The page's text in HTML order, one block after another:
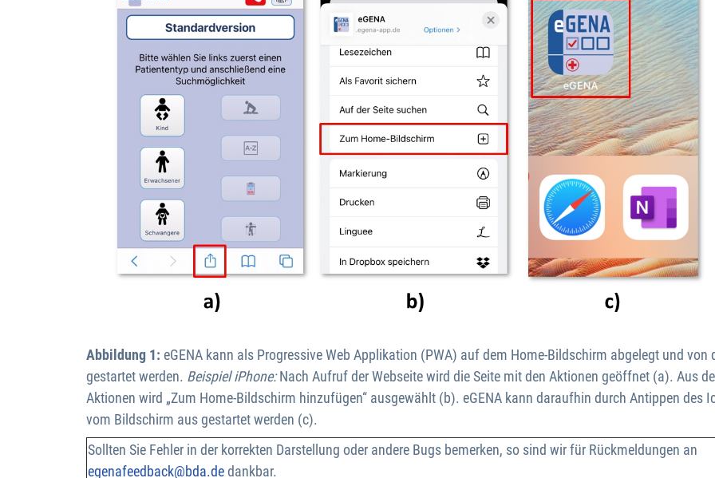
Abbildung 1: eGENA kann als Progressive Web Applikation (PWA) auf dem Home-Bildschirm abgelegt und von
gestartet werden. Beispiel iPhone:Nach Aufruf der Webseite wird die Seite mit den Aktionen geöffnet (a). Aus
Aktionen wird „Zum Home-Bildschirm hinzufügen“ ausgewählt (b). eGENA kann daraufhin durch Antippen des
vom Bildschirm aus gestartet werden (c).
Sollten Sie Fehler in der korrekten Darstellung oder andere Bugs bemerken, so sind wir für Rückmeldungen an
egenafeedback@bda.dedankbar.